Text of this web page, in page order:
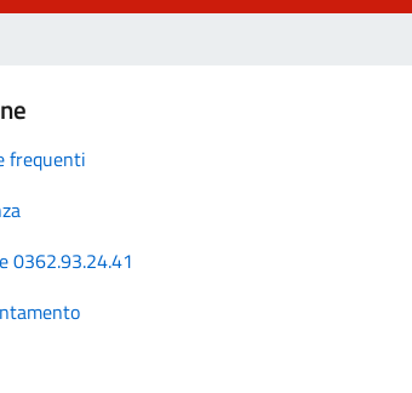
frequenti
0362.93.24.41